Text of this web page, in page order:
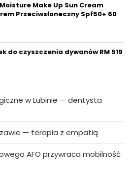
Make Up Sun Cream
Przeciwsłoneczny Spf50+ 60
do czyszczenia dywanów RM 519
w Lubinie — dentysta
— terapia z empatią
AFO przywraca mobilność